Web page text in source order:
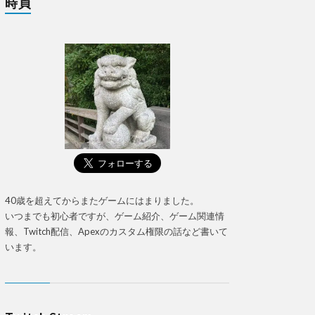
40歳を超えてからまたゲームにはまりました。
いつまでも初心者ですが、ゲーム紹介、ゲーム関連情
報、Twitch配信、Apexのカスタム権限の話など書いて
います。